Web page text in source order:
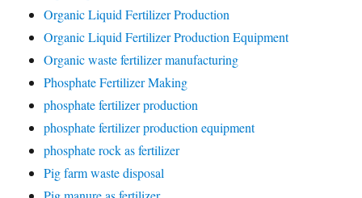
Organic Liquid Fertilizer Production
Organic Liquid Fertilizer Production Equipment
Organic waste fertilizer manufacturing
Phosphate Fertilizer Making
phosphate fertilizer production
phosphate fertilizer production equipment
phosphate rock as fertilizer
Pig farm waste disposal